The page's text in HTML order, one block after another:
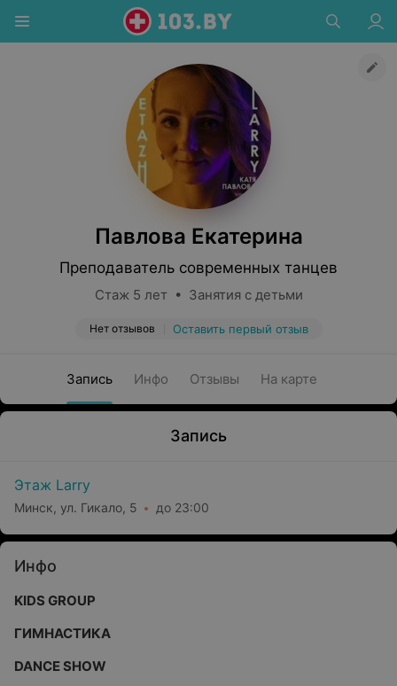
Павлова Екатерина
Преподаватель современных танцев
Стаж 5 лет • Занятия с детьми
Нет отзывов Оставить первый отзыв
Запись Инфо Отзывы На карте
Запись
Этаж Larry
Минск, ул. Гикало, 5 до 23:00
Инфо
KIDS GROUP
ГИМНАСТИКА
DANCE SHOW